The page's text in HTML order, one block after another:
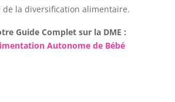
de la diversification alimentaire.
Guide Complet sur la DME :
Autonome de Bébé